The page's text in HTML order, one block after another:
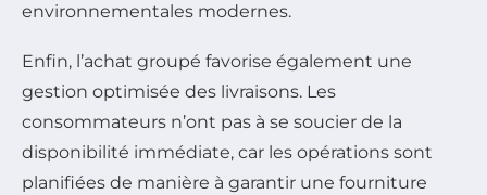
environnementales modernes.
Enfin, l’achat groupé favorise également une
gestion optimisée des livraisons. Les
consommateurs n’ont pas à se soucier de la
disponibilité immédiate, car les opérations sont
planifiées de manière à garantir une fourniture